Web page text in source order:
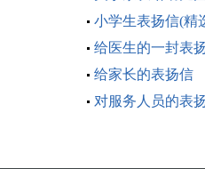
小学生表扬信(精
给医生的一封表
给家长的表扬信
对服务人员的表